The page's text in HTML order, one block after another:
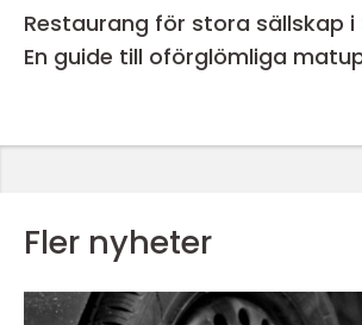
Restaurang för stora sällskap i
En guide till oförglömliga
Fler nyheter